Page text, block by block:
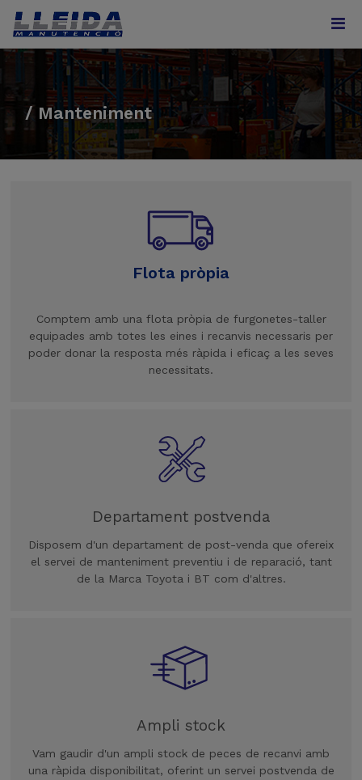
/ Manteniment
Flota pròpia
Comptem amb una flota pròpia de furgonetes-taller
equipades amb totes les eines i recanvis necessaris per
poder donar la resposta més ràpida i eficaç a les seves
necessitats.
Departament postvenda
Disposem d'un departament de post-venda que ofereix
el servei de manteniment preventiu i de reparació, tant
de la Marca Toyota i BT com d'altres.
Ampli stock
Vam gaudir d'un ampli stock de peces de recanvi amb
una ràpida disponibilitat, oferint un servei postvenda de